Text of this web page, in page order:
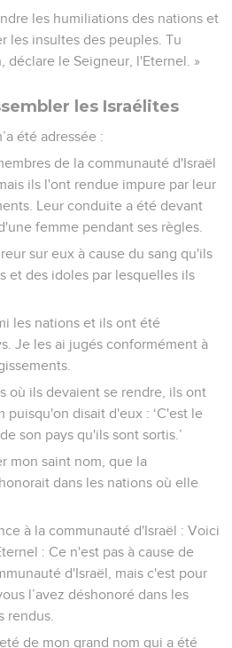
les humiliations des nations et
les insultes des peuples. Tu
déclare le Seigneur, l'Eternel. »
les Israélites
été adressée :
de la communauté d'Israël
ils l'ont rendue impure par leur
Leur conduite a été devant
femme pendant ses règles.
sur eux à cause du sang qu'ils
et des idoles par lesquelles ils
les nations et ils ont été
Je les ai jugés conformément à
où ils devaient se rendre, ils ont
puisqu'on disait d'eux : ‘C'est le
son pays qu'ils sont sortis.’
mon saint nom, que la
dans les nations où elle
à la communauté d'Israël : Voici
: Ce n'est pas à cause de
d'Israël, mais c'est pour
l’avez déshonoré dans les
rendus.
de mon grand nom qui a été